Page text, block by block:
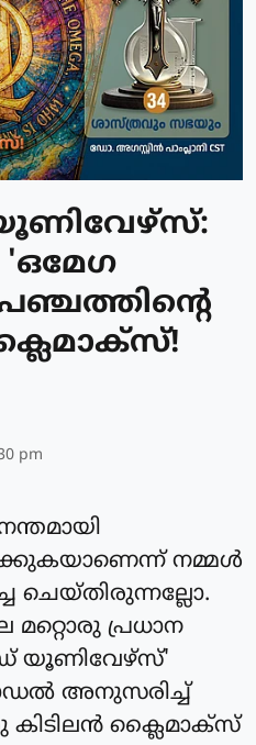
pm
നമ്മൾ
ചെയ്തിരുന്നല്ലോ.
പ്രധാന
യൂണിവേഴ്‌സ്'
മോഡൽ അനുസരിച്ച്
കിടിലൻ ക്ലൈമാക്സ്